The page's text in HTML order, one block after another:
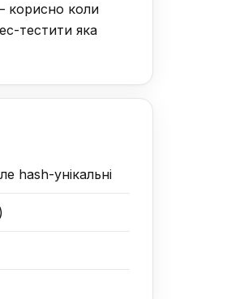
корисно коли
тестити яка
hash-унікальні